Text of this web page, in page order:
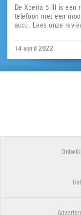
De Xperia 5 III is een
telefoon met een
accu. Lees onze
14 april 2022